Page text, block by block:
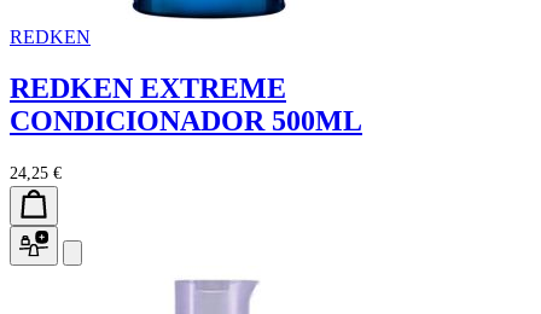
REDKEN
REDKEN EXTREME
CONDICIONADOR 500ML
24,25 €